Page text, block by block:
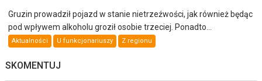
Gruzin prowadził pojazd w stanie nietrzeźwości, jak również będąc
pod wpływem alkoholu groził osobie trzeciej. Ponadto...
Aktualności U funkcjonariuszy Z regionu
SKOMENTUJ